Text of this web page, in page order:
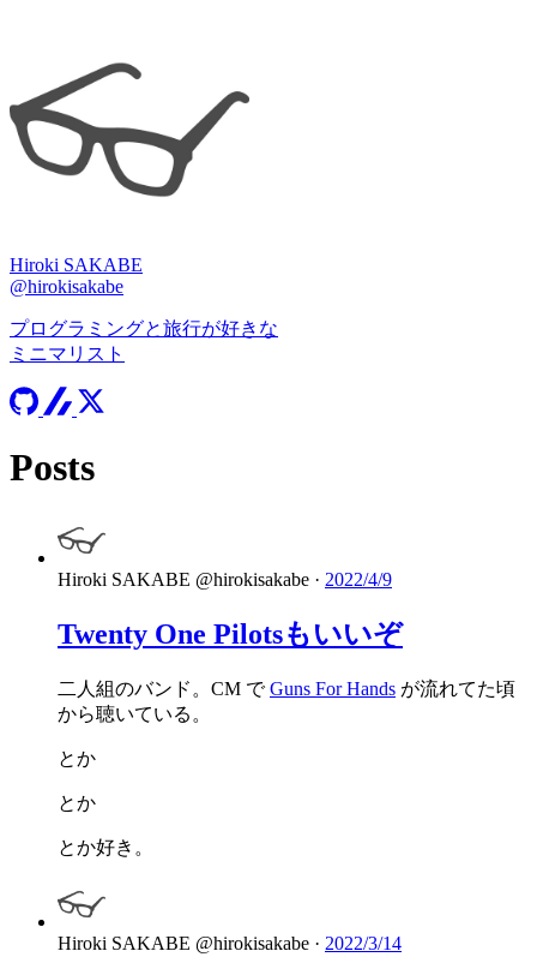
Hiroki SAKABE
@hirokisakabe
プログラミングと旅行が好きな
ミニマリスト
Posts
Hiroki SAKABE @hirokisakabe · 2022/4/9
Twenty One Pilotsもいいぞ
二人組のバンド。CM でGuns For Hands が流れてた頃
から聴いている。
とか
とか
とか好き。
Hiroki SAKABE @hirokisakabe · 2022/3/14